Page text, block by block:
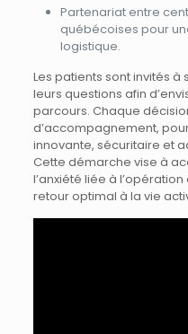
Partenariat entre
québécoises pour
logistique.
Les patients sont invités à
leurs questions afin
parcours. Chaque
d’accompagnement,
innovante, sécuritaire et
Cette démarche vise à
l’anxiété liée à
retour optimal à la vie